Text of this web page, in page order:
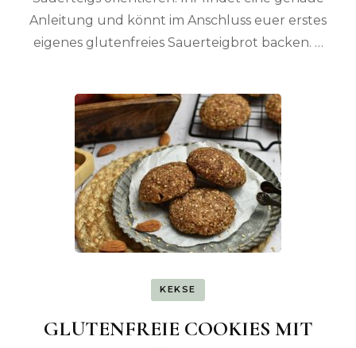
Anleitung und könnt im Anschluss euer erstes
eigenes glutenfreies Sauerteigbrot backen. …
KEKSE
GLUTENFREIE COOKIES MIT